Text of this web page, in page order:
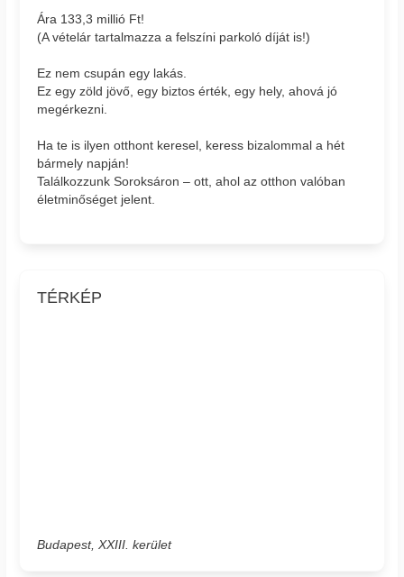
Ára 133,3 millió Ft!
(A vételár tartalmazza a felszíni parkoló díját is!)
Ez nem csupán egy lakás.
Ez egy zöld jövő, egy biztos érték, egy hely, ahová jó
megérkezni.
Ha te is ilyen otthont keresel, keress bizalommal a hét
bármely napján!
Találkozzunk Soroksáron – ott, ahol az otthon valóban
életminőséget jelent.
TÉRKÉP
Budapest, XXIII. kerület